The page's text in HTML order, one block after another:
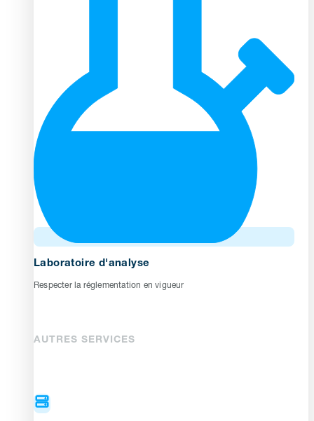
Laboratoire d'analyse
Respecter la réglementation en vigueur
AUTRES SERVICES